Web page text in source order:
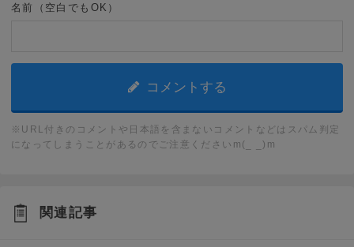
名前（空白でもOK）
※URL付きのコメントや日本語を含まないコメントなどはスパム判定
になってしまうことがあるのでご注意くださいm(_ _)m
関連記事